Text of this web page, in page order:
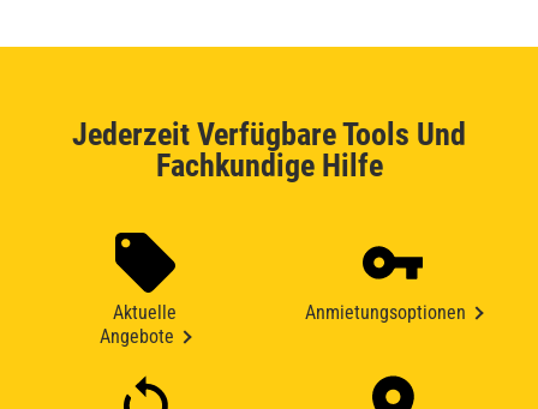
Jederzeit Verfügbare Tools Und
Fachkundige Hilfe
Aktuelle
Angebote
Anmietungsoptionen